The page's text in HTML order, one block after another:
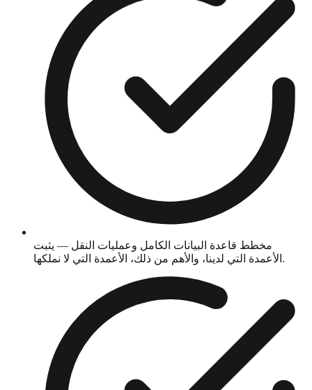
مخطط قاعدة البيانات الكامل وعمليات النقل — يثبت
الأعمدة التي لدينا، والأهم من ذلك، الأعمدة التي لا نملكها.